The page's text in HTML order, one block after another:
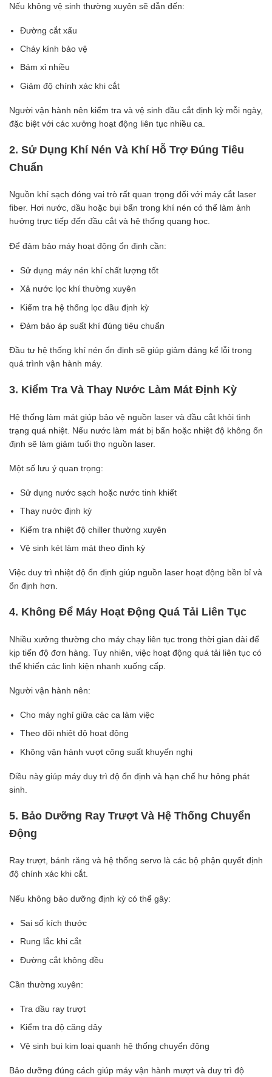
Nếu không vệ sinh thường xuyên sẽ dẫn đến:
Đường cắt xấu
Cháy kính bảo vệ
Bám xỉ nhiều
Giảm độ chính xác khi cắt
Người vận hành nên kiểm tra và vệ sinh đầu cắt định kỳ mỗi ngày,
đặc biệt với các xưởng hoạt động liên tục nhiều ca.
2. Sử Dụng Khí Nén Và Khí Hỗ Trợ Đúng Tiêu
Chuẩn
Nguồn khí sạch đóng vai trò rất quan trọng đối với máy cắt laser
fiber. Hơi nước, dầu hoặc bụi bẩn trong khí nén có thể làm ảnh
hưởng trực tiếp đến đầu cắt và hệ thống quang học.
Để đảm bảo máy hoạt động ổn định cần:
Sử dụng máy nén khí chất lượng tốt
Xả nước lọc khí thường xuyên
Kiểm tra hệ thống lọc dầu định kỳ
Đảm bảo áp suất khí đúng tiêu chuẩn
Đầu tư hệ thống khí nén ổn định sẽ giúp giảm đáng kể lỗi trong
quá trình vận hành máy.
3. Kiểm Tra Và Thay Nước Làm Mát Định Kỳ
Hệ thống làm mát giúp bảo vệ nguồn laser và đầu cắt khỏi tình
trạng quá nhiệt. Nếu nước làm mát bị bẩn hoặc nhiệt độ không ổn
định sẽ làm giảm tuổi thọ nguồn laser.
Một số lưu ý quan trọng:
Sử dụng nước sạch hoặc nước tinh khiết
Thay nước định kỳ
Kiểm tra nhiệt độ chiller thường xuyên
Vệ sinh két làm mát theo định kỳ
Việc duy trì nhiệt độ ổn định giúp nguồn laser hoạt động bền bỉ và
ổn định hơn.
4. Không Để Máy Hoạt Động Quá Tải Liên Tục
Nhiều xưởng thường cho máy chạy liên tục trong thời gian dài để
kịp tiến độ đơn hàng. Tuy nhiên, việc hoạt động quá tải liên tục có
thể khiến các linh kiện nhanh xuống cấp.
Người vận hành nên:
Cho máy nghỉ giữa các ca làm việc
Theo dõi nhiệt độ hoạt động
Không vận hành vượt công suất khuyến nghị
Điều này giúp máy duy trì độ ổn định và hạn chế hư hỏng phát
sinh.
5. Bảo Dưỡng Ray Trượt Và Hệ Thống Chuyển
Động
Ray trượt, bánh răng và hệ thống servo là các bộ phận quyết định
độ chính xác khi cắt.
Nếu không bảo dưỡng định kỳ có thể gây:
Sai số kích thước
Rung lắc khi cắt
Đường cắt không đều
Cần thường xuyên:
Tra dầu ray trượt
Kiểm tra độ căng dây
Vệ sinh bụi kim loại quanh hệ thống chuyển động
Bảo dưỡng đúng cách giúp máy vận hành mượt và duy trì độ